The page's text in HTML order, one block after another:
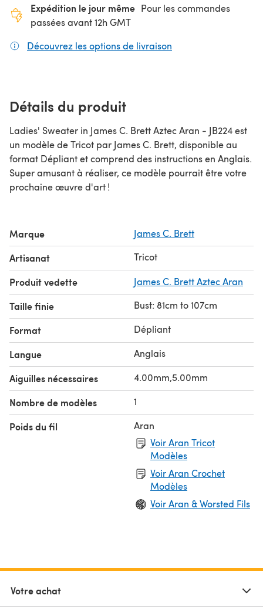
Expédition le jour même Pour les commandes
passées avant 12h GMT
Découvrez les options de livraison
Détails du produit
Ladies' Sweater in James C. Brett Aztec Aran - JB224 est
un modèle de Tricot par James C. Brett, disponible au
format Dépliant et comprend des instructions en Anglais.
Super amusant à réaliser, ce modèle pourrait être votre
prochaine œuvre d'art !
Marque James C. Brett
Artisanat Tricot
Produit vedette James C. Brett Aztec Aran
Taille finie Bust: 81cm to 107cm
Format Dépliant
Langue Anglais
Aiguilles nécessaires 4.00mm,5.00mm
Nombre de modèles 1
Poids du fil
Aran
Voir Aran Tricot
Modèles
Voir Aran Crochet
Modèles
Voir Aran & Worsted Fils
Votre achat